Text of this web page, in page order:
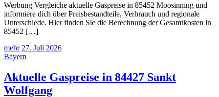
Werbung Vergleiche aktuelle Gaspreise in 85452 Moosinning und
informiere dich über Preisbestandteile, Verbrauch und regionale
Unterschiede. Hier finden Sie die Berechnung der Gesamtkosten in
85452 […]
mehr 27. Juli 2026
Bayern
Aktuelle Gaspreise in 84427 Sankt
Wolfgang